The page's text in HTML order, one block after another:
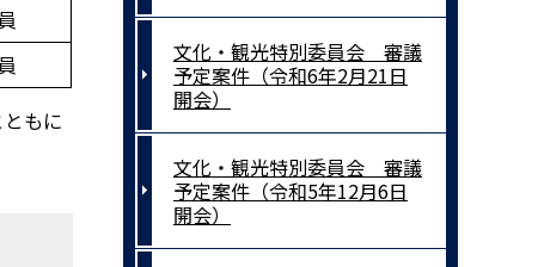
もに
文化・観光特別委員会 審議
予定案件（令和6年2月21日
開会）
文化・観光特別委員会 審議
予定案件（令和5年12月6日
開会）